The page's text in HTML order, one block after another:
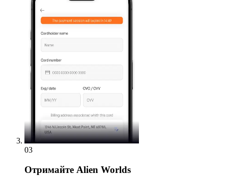
03
Отримайте Alien Worlds